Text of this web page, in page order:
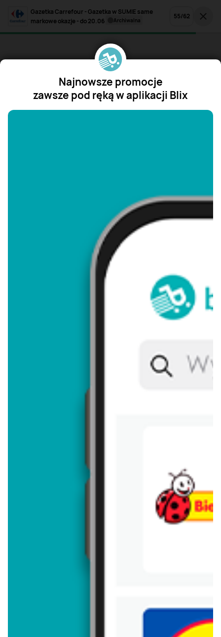
Gazetka Carrefour - Gazetka w SUMIE same
markowe okazje - do 20.06
archiwalna 55/62
Najnowsze promocje
zawsze pod ręką w aplikacji Blix
"/>